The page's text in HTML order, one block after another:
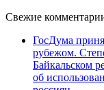
Свежие
ГосДума
рубежом.
Байкальском
об